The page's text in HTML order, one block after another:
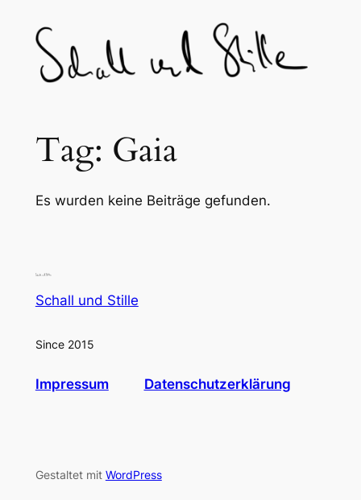
content
Tag: Gaia
Es wurden keine Beiträge gefunden.
Schall und Stille
Since 2015
Impressum Datenschutzerklärung
Gestaltet mit WordPress